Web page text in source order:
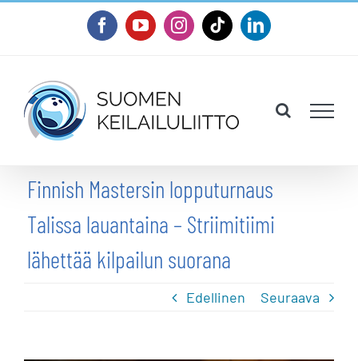
FacebookYouTubeInstagram
TiktokLinkedIn
Finnish Mastersin lopputurnaus
Talissa lauantaina – Striimitiimi
lähettää kilpailun suorana
Edellinen Seuraava